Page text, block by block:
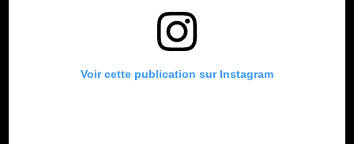
Voir cette publication sur Instagram